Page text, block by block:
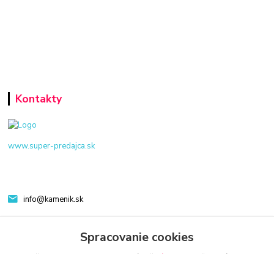
Kontakty
www.super-predajca.sk
info@kamenik.sk
Spracovanie cookies